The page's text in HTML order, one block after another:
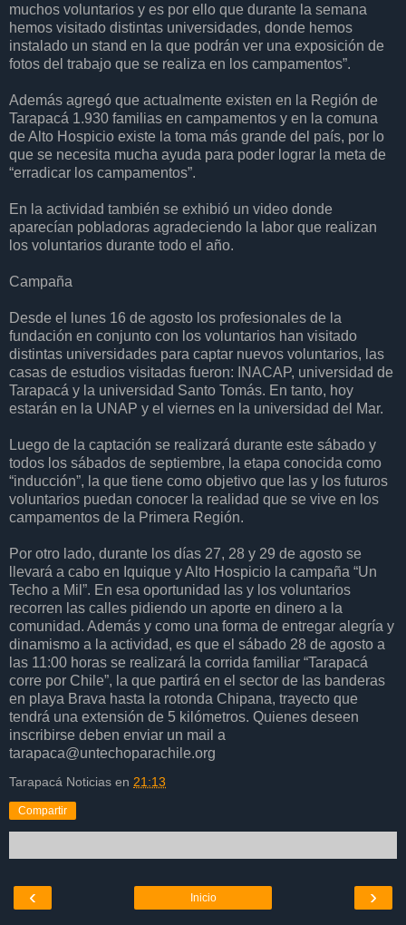
muchos voluntarios y es por ello que durante la semana
hemos visitado distintas universidades, donde hemos
instalado un stand en la que podrán ver una exposición de
fotos del trabajo que se realiza en los campamentos”.
Además agregó que actualmente existen en la Región de
Tarapacá 1.930 familias en campamentos y en la comuna
de Alto Hospicio existe la toma más grande del país, por lo
que se necesita mucha ayuda para poder lograr la meta de
“erradicar los campamentos”.
En la actividad también se exhibió un video donde
aparecían pobladoras agradeciendo la labor que realizan
los voluntarios durante todo el año.
Campaña
Desde el lunes 16 de agosto los profesionales de la
fundación en conjunto con los voluntarios han visitado
distintas universidades para captar nuevos voluntarios, las
casas de estudios visitadas fueron: INACAP, universidad de
Tarapacá y la universidad Santo Tomás. En tanto, hoy
estarán en la UNAP y el viernes en la universidad del Mar.
Luego de la captación se realizará durante este sábado y
todos los sábados de septiembre, la etapa conocida como
“inducción”, la que tiene como objetivo que las y los futuros
voluntarios puedan conocer la realidad que se vive en los
campamentos de la Primera Región.
Por otro lado, durante los días 27, 28 y 29 de agosto se
llevará a cabo en Iquique y Alto Hospicio la campaña “Un
Techo a Mil”. En esa oportunidad las y los voluntarios
recorren las calles pidiendo un aporte en dinero a la
comunidad. Además y como una forma de entregar alegría y
dinamismo a la actividad, es que el sábado 28 de agosto a
las 11:00 horas se realizará la corrida familiar “Tarapacá
corre por Chile”, la que partirá en el sector de las banderas
en playa Brava hasta la rotonda Chipana, trayecto que
tendrá una extensión de 5 kilómetros. Quienes deseen
inscribirse deben enviar un mail a
tarapaca@untechoparachile.org
Tarapacá Noticias en 21:13
Compartir
‹ ›
Inicio